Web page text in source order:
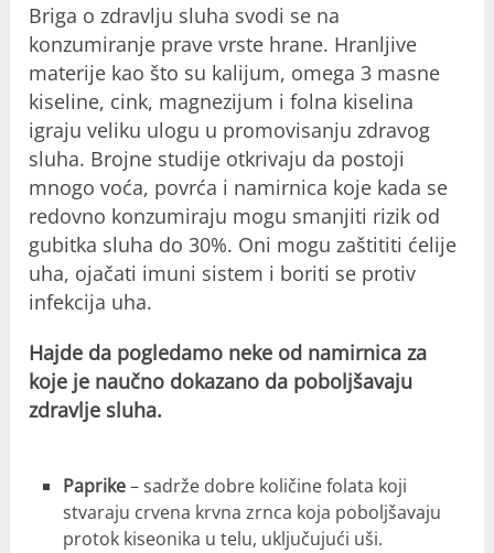
Briga o zdravlju sluha svodi se na
konzumiranje prave vrste hrane. Hranljive
materije kao što su kalijum, omega 3 masne
kiseline, cink, magnezijum i folna kiselina
igraju veliku ulogu u promovisanju zdravog
sluha. Brojne studije otkrivaju da postoji
mnogo voća, povrća i namirnica koje kada se
redovno konzumiraju mogu smanjiti rizik od
gubitka sluha do 30%. Oni mogu zaštititi ćelije
uha, ojačati imuni sistem i boriti se protiv
infekcija uha.
Hajde da pogledamo neke od namirnica za
koje je naučno dokazano da poboljšavaju
zdravlje sluha.
Paprike– sadrže dobre količine folata koji
stvaraju crvena krvna zrnca koja poboljšavaju
protok kiseonika u telu, uključujući uši.